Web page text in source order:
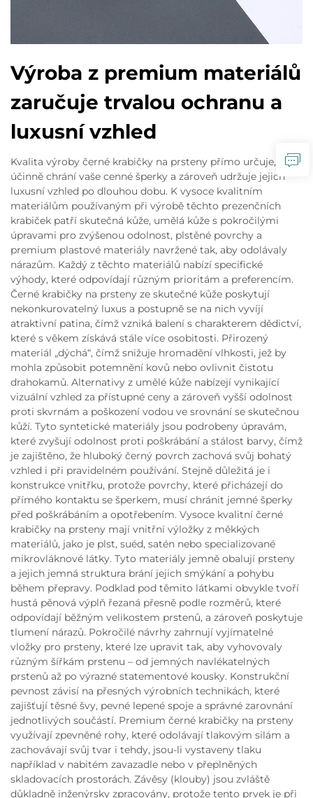
Výroba z premium materiálů
zaručuje trvalou ochranu a
luxusní vzhled
Kvalita výroby černé krabičky na prsteny přímo určuje, jak
účinně chrání vaše cenné šperky a zároveň udržuje jejich
luxusní vzhled po dlouhou dobu. K vysoce kvalitním
materiálům používaným při výrobě těchto prezenčních
krabiček patří skutečná kůže, umělá kůže s pokročilými
úpravami pro zvýšenou odolnost, plstěné povrchy a
premium plastové materiály navržené tak, aby odolávaly
nárazům. Každý z těchto materiálů nabízí specifické
výhody, které odpovídají různým prioritám a preferencím.
Černé krabičky na prsteny ze skutečné kůže poskytují
nekonkurovatelný luxus a postupně se na nich vyvíjí
atraktivní patina, čímž vzniká balení s charakterem dědictví,
které s věkem získává stále více osobitosti. Přirozený
materiál „dýchá“, čímž snižuje hromadění vlhkosti, jež by
mohla způsobit potemnění kovů nebo ovlivnit čistotu
drahokamů. Alternativy z umělé kůže nabízejí vynikající
vizuální vzhled za přístupné ceny a zároveň vyšší odolnost
proti skvrnám a poškození vodou ve srovnání se skutečnou
kůží. Tyto syntetické materiály jsou podrobeny úpravám,
které zvyšují odolnost proti poškrábání a stálost barvy, čímž
je zajištěno, že hluboký černý povrch zachová svůj bohatý
vzhled i při pravidelném používání. Stejně důležitá je i
konstrukce vnitřku, protože povrchy, které přicházejí do
přímého kontaktu se šperkem, musí chránit jemné šperky
před poškrábáním a opotřebením. Vysoce kvalitní černé
krabičky na prsteny mají vnitřní výložky z měkkých
materiálů, jako je plst, suéd, satén nebo specializované
mikrovláknové látky. Tyto materiály jemně obalují prsteny
a jejich jemná struktura brání jejich smýkání a pohybu
během přepravy. Podklad pod těmito látkami obvykle tvoří
hustá pěnová výplň řezaná přesně podle rozměrů, které
odpovídají běžným velikostem prstenů, a zároveň poskytuje
tlumení nárazů. Pokročilé návrhy zahrnují vyjímatelné
vložky pro prsteny, které lze upravit tak, aby vyhovovaly
různým šířkám prstenu – od jemných navlékatelných
prstenů až po výrazné statementové kousky. Konstrukční
pevnost závisí na přesných výrobních technikách, které
zajišťují těsné švy, pevné lepené spoje a správné zarovnání
jednotlivých součástí. Premium černé krabičky na prsteny
využívají zpevněné rohy, které odolávají tlakovým silám a
zachovávají svůj tvar i tehdy, jsou-li vystaveny tlaku
například v nabitém zavazadle nebo v přeplněných
skladovacích prostorách. Závěsy (klouby) jsou zvláště
důkladně inženýrsky zpracovány, protože tento prvek je při